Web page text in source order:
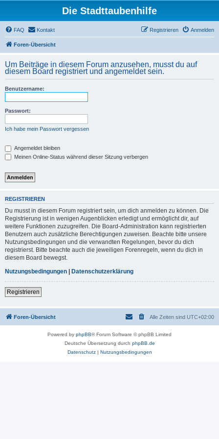
Die Stadttaubenhilfe
FAQ Kontakt Anmelden
Registrieren
Foren-Übersicht
Um Beiträge in diesem Forum anzusehen, musst du auf
diesem Board registriert und angemeldet sein.
Benutzername:
Passwort:
Ich habe mein Passwort vergessen
Angemeldet bleiben
Meinen Online-Status während dieser Sitzung verbergen
REGISTRIEREN
Du musst in diesem Forum registriert sein, um dich anmelden zu können. Die
Registrierung ist in wenigen Augenblicken erledigt und ermöglicht dir, auf
weitere Funktionen zuzugreifen. Die Board-Administration kann registrierten
Benutzern auch zusätzliche Berechtigungen zuweisen. Beachte bitte unsere
Nutzungsbedingungen und die verwandten Regelungen, bevor du dich
registrierst. Bitte beachte auch die jeweiligen Forenregeln, wenn du dich in
diesem Board bewegst.
Nutzungsbedingungen | Datenschutzerklärung
Registrieren
Foren-Übersicht Alle Zeiten sind UTC+02:00
Powered by phpBB® Forum Software © phpBB Limited
Deutsche Übersetzung durch phpBB.de
Datenschutz| Nutzungsbedingungen